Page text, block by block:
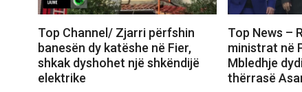
Top Channel/ Zjarri përfshin
banesën dy katëshe në Fier,
shkak dyshohet një shkëndijë
elektrike
Top News –
ministrat në
Mbledhje
thërrasë